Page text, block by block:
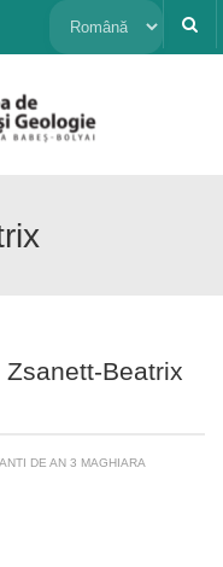
Alege
limbă
Zsanett-Beatrix
DE AN 3 MAGHIARA